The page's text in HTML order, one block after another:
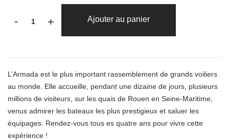
- + Ajouter au panier
L’Armada est le plus important rassemblement de grands voiliers
au monde. Elle accueille, pendant une dizaine de jours, plusieurs
millions de visiteurs, sur les quais de Rouen en Seine-Maritime,
venus admirer les bateaux les plus prestigieux et saluer les
équipages. Rendez-vous tous es quatre ans pour vivre cette
expérience !